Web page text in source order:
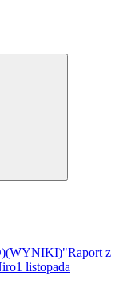
(WYNIKI)"Raport z
1 listopada